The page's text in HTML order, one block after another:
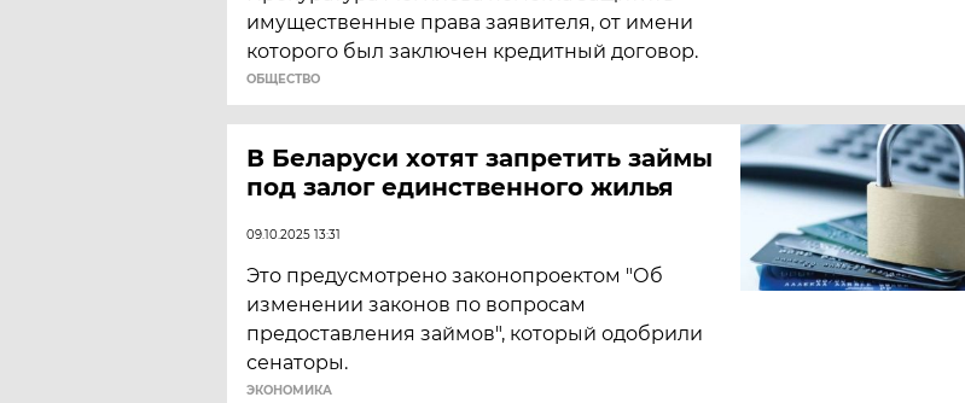
имущественные права заявителя, от имени
которого был заключен кредитный договор.
ОБЩЕСТВО
В Беларуси хотят запретить займы
под залог единственного жилья
09.10.2025 13:31
Это предусмотрено законопроектом "Об
изменении законов по вопросам
предоставления займов", который одобрили
сенаторы.
ЭКОНОМИКА